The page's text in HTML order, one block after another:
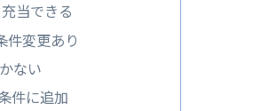
当できる
件変更あり
ない
件に追加